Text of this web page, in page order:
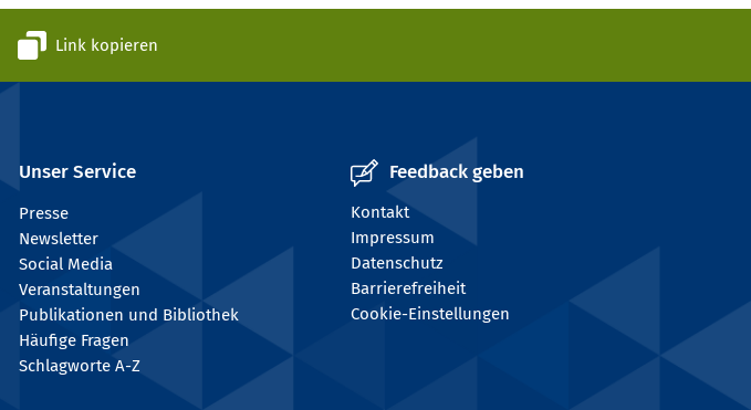
Link kopieren
Unser Service
Presse
Newsletter
Social Media
Veranstaltungen
Publikationen und Bibliothek
Häufige Fragen
Schlagworte A-Z
Feedback geben
Kontakt
Impressum
Datenschutz
Barrierefreiheit
Cookie-Einstellungen